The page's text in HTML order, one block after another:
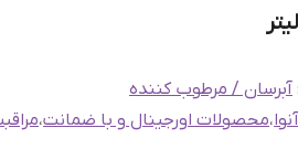
آبرسان / مرطوب کننده
آنوا،محصولات اورجینال و با ضمانت،